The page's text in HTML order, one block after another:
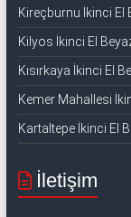
Kireçburnu İkinci El
Kilyos İkinci El
Kısırkaya İkinci El
Kemer Mahallesi
Kartaltepe İkinci El
İletişim